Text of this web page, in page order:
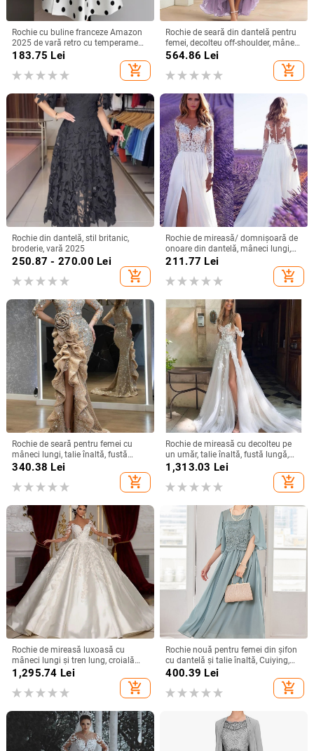
Rochie cu buline franceze Amazon
2025 de vară retro cu temperament
nou, talie subțire, fustă pentru femei
183.75 Lei
add_shopping_cart
Rochie de seară din dantelă pentru
femei, decolteu off-shoulder, mâneci
scurte, croială în A, talie înaltă,
564.86 Lei
add_shopping_cart
Rochie din dantelă, stil britanic,
broderie, vară 2025
250.87 - 270.00 Lei
add_shopping_cart
Rochie de mireasă/ domnișoară de
onoare din dantelă, mâneci lungi,
decolteu adânc în V, despicare, tren
211.77 Lei
add_shopping_cart
Rochie de seară pentru femei cu
mâneci lungi, talie înaltă, fustă
lungă, țesătură spray metalică,
340.38 Lei
add_shopping_cart
Rochie de mireasă cu decolteu pe
un umăr, talie înaltă, fustă lungă,
poliester
1,313.03 Lei
add_shopping_cart
Rochie de mireasă luxoasă cu
mâneci lungi și tren lung, croială
slim, talie înaltă
1,295.74 Lei
add_shopping_cart
Rochie nouă pentru femei din șifon
cu dantelă și talie înaltă, Cuiying,
Cuiying, rochie lungă elegantă cu
400.39 Lei
add_shopping_cart